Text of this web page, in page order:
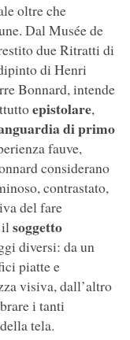
oltre che
Dal Musée de
due Ritratti di
di Henri
Bonnard, intende
epistolare,
di primo
fauve,
considerano
contrastato,
del fare
ilsoggetto
diversi: da un
piatte e
visiva, dall’altro
i tanti
tela.